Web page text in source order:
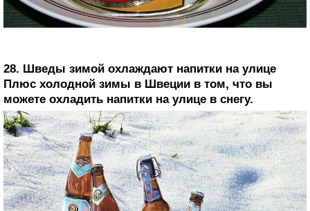
28. Шведы зимой охлаждают напитки на улице
Плюс холодной зимы в Швеции в том, что вы
можете охладить напитки на улице в снегу.